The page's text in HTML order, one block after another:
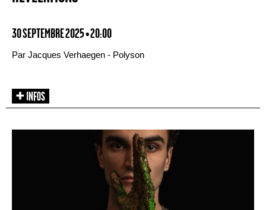
30 SEPTEMBRE 2025 • 20:00
Par Jacques Verhaegen - Polyson